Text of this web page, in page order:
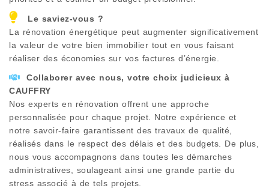
Le saviez-vous ?
La rénovation énergétique peut augmenter significativement
la valeur de votre bien immobilier tout en vous faisant
réaliser des économies sur vos factures d’énergie.
Collaborer avec nous, votre choix judicieux à
CAUFFRY
Nos experts en rénovation offrent une approche
personnalisée pour chaque projet. Notre expérience et
notre savoir-faire garantissent des travaux de qualité,
réalisés dans le respect des délais et des budgets. De plus,
nous vous accompagnons dans toutes les démarches
administratives, soulageant ainsi une grande partie du
stress associé à de tels projets.